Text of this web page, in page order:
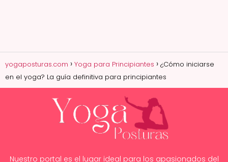
yogaposturas.com Yoga para Principiantes
¿Cómo iniciarse
en el yoga? La guía definitiva para principiantes
Nuestro portal es el lugar ideal para los apasionados del